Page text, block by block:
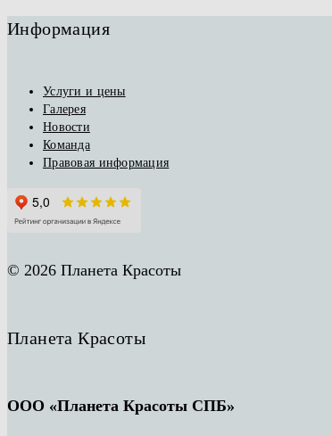
Информация
Услуги и цены
Галерея
Новости
Команда
Правовая информация
© 2026 Планета Красоты
Планета Красоты
ООО «Планета Красоты СПБ»